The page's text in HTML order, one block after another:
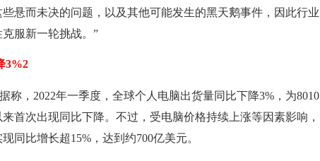
悬而未决的问题，以及其他可能发生的黑天鹅事件，因此行业
服新一轮挑战。”
3%2
称，2022年一季度，全球个人电脑出货量同比下降3%，为8010
首次出现同比下降。不过，受电脑价格持续上涨等因素影响，
同比增长超15%，达到约700亿美元。